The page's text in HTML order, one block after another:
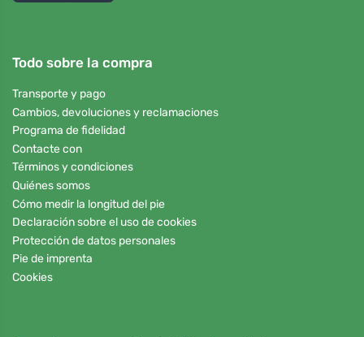
Todo sobre la compra
Transporte y pago
Cambios, devoluciones y reclamaciones
Programa de fidelidad
Contacte con
Términos y condiciones
Quiénes somos
Cómo medir la longitud del pie
Declaración sobre el uso de cookies
Protección de datos personales
Pie de imprenta
Cookies